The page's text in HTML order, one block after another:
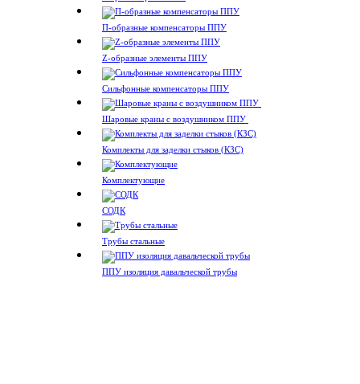
П-образные компенсаторы ППУ
Z-образные элементы ППУ
Сильфонные компенсаторы ППУ
Шаровые краны с воздушником ППУ
Комплекты для заделки стыков (КЗС)
Комплектующие
СОДК
Трубы стальные
ППУ изоляция давальческой трубы